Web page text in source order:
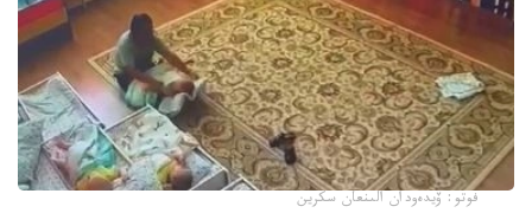
فوتو: ۆيدەودان الىنعان سكرين